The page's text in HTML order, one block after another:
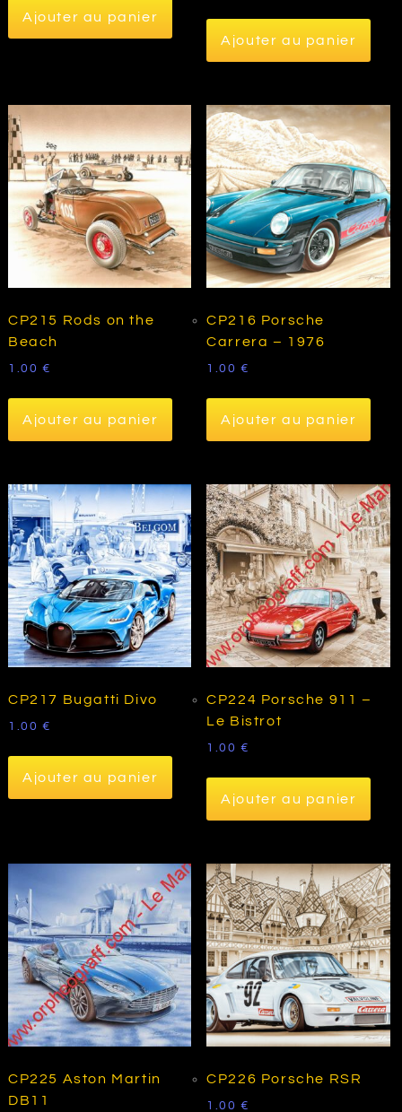
Ajouter au panier
Ajouter au panier
CP215 Rods on the
Beach
1.00 €
Ajouter au panier
CP216 Porsche
Carrera – 1976
1.00€
Ajouter au panier
CP217 Bugatti Divo
1.00 €
Ajouter au panier
CP224 Porsche 911 –
Le Bistrot
1.00€
Ajouter au panier
CP225 Aston Martin
DB11
CP226 Porsche RSR
1.00€